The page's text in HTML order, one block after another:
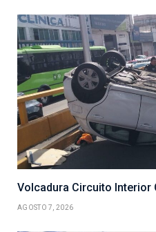
Volcadura Circuito Interior
AGOSTO 7, 2026